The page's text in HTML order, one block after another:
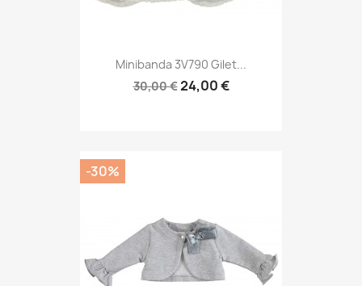
Minibanda 3V790 Gilet...
30,00 €24,00 €
-30%